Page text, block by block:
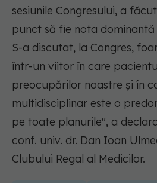
sesiunile Congresului, a
punct să fie nota
S-a discutat, la Congres,
într-un viitor în care
preocupărilor noastre și în
multidisciplinar este o
pe toate planurile", a
conf. univ. dr. Dan Ioan
Clubului Regal al Medicilor.